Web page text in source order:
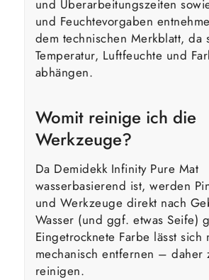
und Überarbeitungszeiten
und Feuchtevorgaben
dem technischen Merkblatt, da
Temperatur, Luftfeuchte und
abhängen.
Womit reinige ich die
Werkzeuge?
Da Demidekk Infinity Pure Mat
wasserbasierend ist, werden
und Werkzeuge direkt nach
Wasser (und ggf. etwas Seife)
Eingetrocknete Farbe lässt sich
mechanisch entfernen – daher
reinigen.